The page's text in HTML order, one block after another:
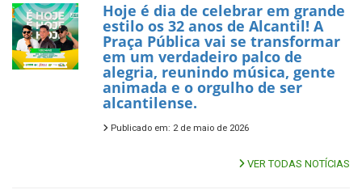
Hoje é dia de celebrar em grande
estilo os 32 anos de Alcantil! A
Praça Pública vai se transformar
em um verdadeiro palco de
alegria, reunindo música, gente
animada e o orgulho de ser
alcantilense.
Publicado em: 2 de maio de 2026
VER TODAS NOTÍCIAS